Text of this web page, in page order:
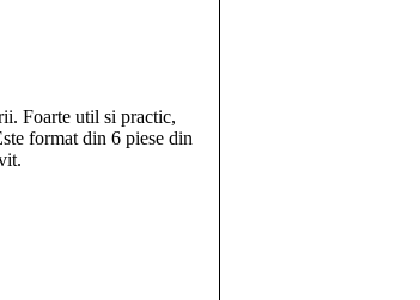
Foarte util si practic,
format din 6 piese din